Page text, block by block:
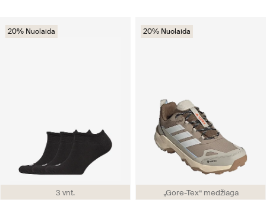
3 vnt.
20% Nuolaida
„Gore-Tex“ medžiaga
20% Nuolaida